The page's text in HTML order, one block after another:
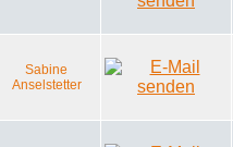
Sabine
Anselstetter